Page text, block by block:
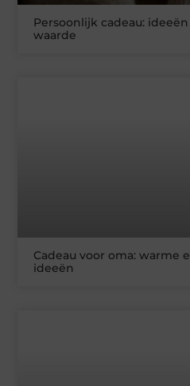
Persoonlijk cadeau:
waarde
Cadeau voor oma: warme
ideeën